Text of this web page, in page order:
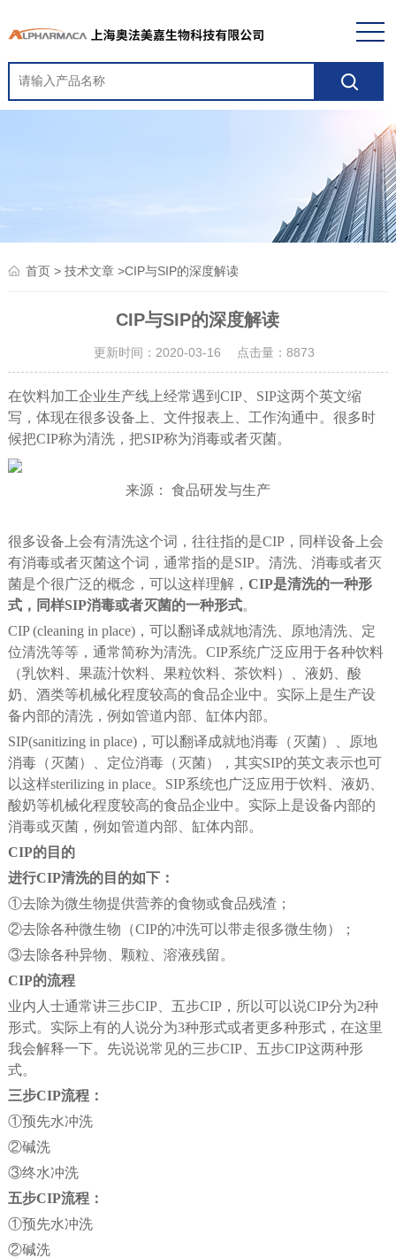
首页> 技术文章>CIP与SIP的深度解读
CIP与SIP的深度解读
更新时间：2020-03-16 点击量： 8873
在饮料加工企业生产线上经常遇到CIP、SIP这两个英文缩
写，体现在很多设备上、文件报表上、工作沟通中。很多时
候把CIP称为清洗，把SIP称为消毒或者灭菌。
来源： 食品研发与生产
很多设备上会有清洗这个词，往往指的是CIP，同样设备上会
有消毒或者灭菌这个词，通常指的是SIP。清洗、消毒或者灭
菌是个很广泛的概念，可以这样理解， CIP是清洗的一种形
式，同样SIP消毒或者灭菌的一种形式。
CIP (cleaning in place)，可以翻译成就地清洗、原地清洗、定
位清洗等等，通常简称为清洗。CIP系统广泛应用于各种饮料
（乳饮料、果蔬汁饮料、果粒饮料、茶饮料）、液奶、酸
奶、酒类等机械化程度较高的食品企业中。实际上是生产设
备内部的清洗，例如管道内部、缸体内部。
SIP(sanitizing in place)，可以翻译成就地消毒（灭菌）、原地
消毒（灭菌）、定位消毒（灭菌），其实SIP的英文表示也可
以这样sterilizing in place。SIP系统也广泛应用于饮料、液奶、
酸奶等机械化程度较高的食品企业中。实际上是设备内部的
消毒或灭菌，例如管道内部、缸体内部。
CIP的目的
进行CIP清洗的目的如下：
①去除为微生物提供营养的食物或食品残渣；
②去除各种微生物（CIP的冲洗可以带走很多微生物）；
③去除各种异物、颗粒、溶液残留。
CIP的流程
业内人士通常讲三步CIP、五步CIP，所以可以说CIP分为2种
形式。实际上有的人说分为3种形式或者更多种形式，在这里
我会解释一下。先说说常见的三步CIP、五步CIP这两种形
式。
三步CIP流程：
①预先水冲洗
②碱洗
③终水冲洗
五步CIP流程：
①预先水冲洗
②碱洗